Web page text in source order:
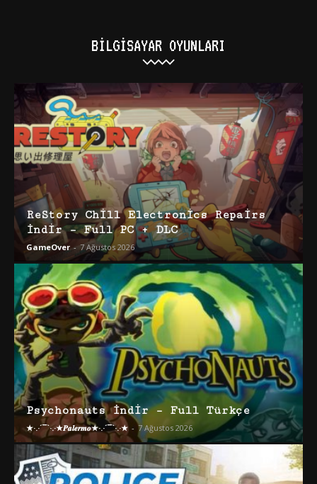
BILGISAYAR OYUNLARI
ReStory Chill Electronics Repairs
İndir – Full PC + DLC
GameOver - 7 Ağustos 2026
Psychonauts İndir – Full Türkçe
★·.·´¯`·.·★𝑷𝒂𝒍𝒆𝒓𝒎𝒐★·.·´¯`·.·★ - 7 Ağustos 2026